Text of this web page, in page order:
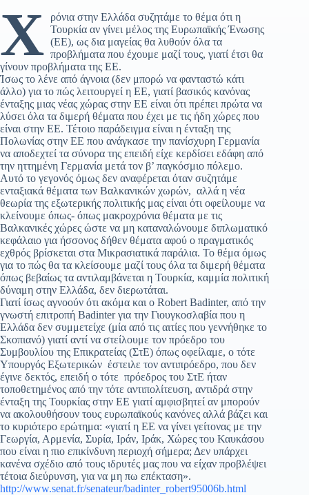
Χ ρόνια στην Ελλάδα συζητάμε το θέμα ότι η
Τουρκία αν γίνει μέλος της Ευρωπαϊκής Ένωσης
(ΕΕ), ως δια μαγείας θα λυθούν όλα τα
προβλήματα που έχουμε μαζί τους, γιατί έτσι θα
γίνουν προβλήματα της ΕΕ.
Ίσως το λένε από άγνοια (δεν μπορώ να φανταστώ κάτι
άλλο) για το πώς λειτουργεί η ΕΕ, γιατί βασικός κανόνας
ένταξης μιας νέας χώρας στην ΕΕ είναι ότι πρέπει πρώτα να
λύσει όλα τα διμερή θέματα που έχει με τις ήδη χώρες που
είναι στην ΕΕ. Τέτοιο παράδειγμα είναι η ένταξη της
Πολωνίας στην ΕΕ που ανάγκασε την πανίσχυρη Γερμανία
να αποδεχτεί τα σύνορα της επειδή είχε κερδίσει εδάφη από
την ηττημένη Γερμανία μετά τον β’ παγκόσμιο πόλεμο.
Αυτό το γεγονός όμως δεν αναφέρεται όταν συζητάμε
ενταξιακά θέματα των Βαλκανικών χωρών, αλλά η νέα
θεωρία της εξωτερικής πολιτικής μας είναι ότι οφείλουμε να
κλείνουμε όπως- όπως μακροχρόνια θέματα με τις
Βαλκανικές χώρες ώστε να μη καταναλώνουμε διπλωματικό
κεφάλαιο για ήσσονος δήθεν θέματα αφού ο πραγματικός
εχθρός βρίσκεται στα Μικρασιατικά παράλια. Το θέμα όμως
για το πώς θα τα κλείσουμε μαζί τους όλα τα διμερή θέματα
όπως βεβαίως τα αντιλαμβάνεται η Τουρκία, καμμία πολιτική
δύναμη στην Ελλάδα, δεν διερωτάται.
Γιατί ίσως αγνοούν ότι ακόμα και ο Robert Badinter, από την
γνωστή επιτροπή Badinter για την Γιουγκοσλαβία που η
Ελλάδα δεν συμμετείχε (μία από τις αιτίες που γεννήθηκε το
Σκοπιανό) γιατί αντί να στείλουμε τον πρόεδρο του
Συμβουλίου της Επικρατείας (ΣτΕ) όπως οφείλαμε, ο τότε
Υπουργός Εξωτερικών έστειλε τον αντιπρόεδρο, που δεν
έγινε δεκτός, επειδή ο τότε πρόεδρος του ΣτΕ ήταν
τοποθετημένος από την τότε αντιπολίτευση, αντιδρά στην
ένταξη της Τουρκίας στην ΕΕ γιατί αμφισβητεί αν μπορούν
να ακολουθήσουν τους ευρωπαϊκούς κανόνες αλλά βάζει και
το κυριότερο ερώτημα: «γιατί η ΕΕ να γίνει γείτονας με την
Γεωργία, Αρμενία, Συρία, Ιράν, Ιράκ, Χώρες του Καυκάσου
που είναι η πιο επικίνδυνη περιοχή σήμερα; Δεν υπάρχει
κανένα σχέδιο από τους ιδρυτές μας που να είχαν προβλέψει
τέτοια διεύρυνση, για να μη πω επέκταση».
http://www.senat.fr/senateur/badinter_robert95006b.html